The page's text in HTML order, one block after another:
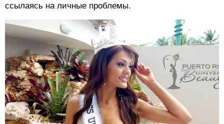
ссылаясь на личные проблемы.